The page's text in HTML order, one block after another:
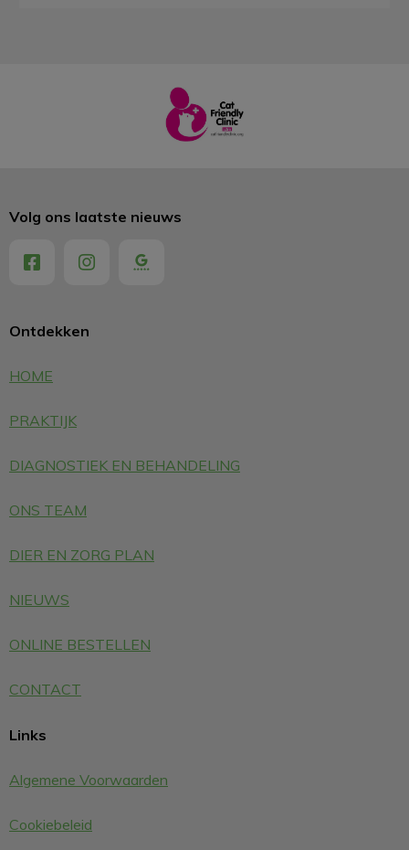
Ontdekken
HOME
PRAKTIJK
DIAGNOSTIEK EN BEHANDELING
ONS TEAM
DIER EN ZORG PLAN
NIEUWS
ONLINE BESTELLEN
CONTACT
Links
Algemene Voorwaarden
Cookiebeleid
Volg ons laatste nieuws